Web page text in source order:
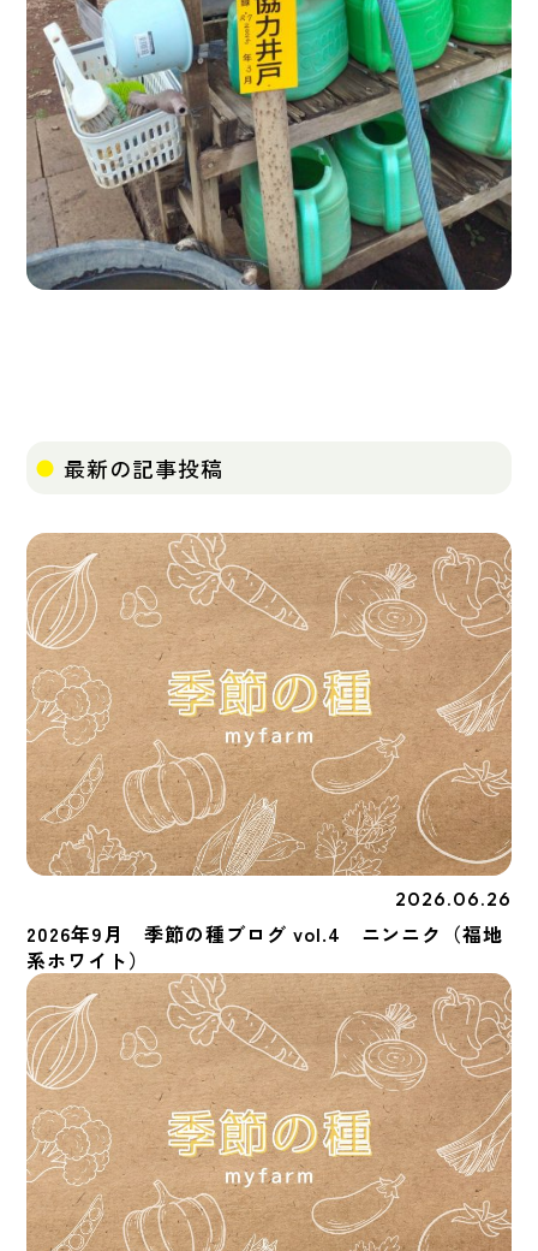
最新の記事投稿
2026.06.26
2026年9月 季節の種ブログ vol.4 ニンニク（福地
系ホワイト）